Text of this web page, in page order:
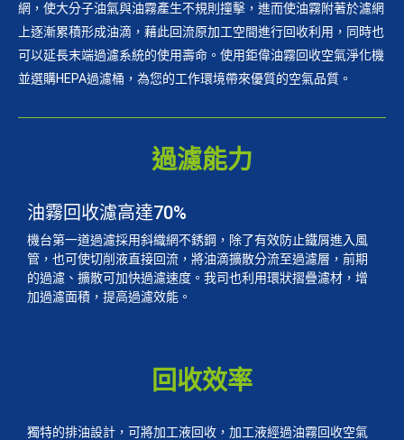
網，使大分子油氣與油霧產生不規則撞擊，進而使油霧附著於濾網
上逐漸累積形成油滴，藉此回流原加工空間進行回收利用，同時也
可以延長末端過濾系統的使用壽命。使用鉅偉油霧回收空氣淨化機
並選購HEPA過濾桶，為您的工作環境帶來優質的空氣品質。
過濾能力
油霧回收濾高達70%
機台第一道過濾採用斜織網不銹鋼，除了有效防止鐵屑進入風
管，也可使切削液直接回流，將油滴擴散分流至過濾層，前期
的過濾、擴散可加快過濾速度。我司也利用環狀摺疊濾材，增
加過濾面積，提高過濾效能。
回收效率
獨特的排油設計，可將加工液回收，加工液經過油霧回收空氣